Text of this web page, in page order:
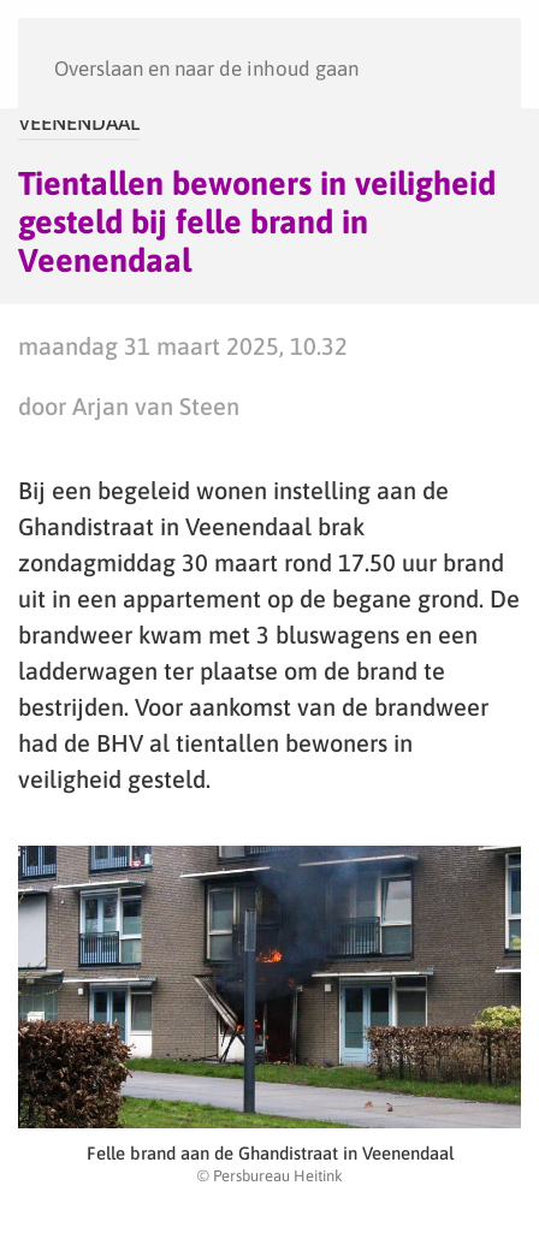
Overslaan en naar de inhoud gaan
VEENENDAAL
Tientallen bewoners in veiligheid
gesteld bij felle brand in
Veenendaal
maandag 31 maart 2025, 10.32
door Arjan van Steen
Bij een begeleid wonen instelling aan de
Ghandistraat in Veenendaal brak
zondagmiddag 30 maart rond 17.50 uur brand
uit in een appartement op de begane grond. De
brandweer kwam met 3 bluswagens en een
ladderwagen ter plaatse om de brand te
bestrijden. Voor aankomst van de brandweer
had de BHV al tientallen bewoners in
veiligheid gesteld.
Felle brand aan de Ghandistraat in Veenendaal
© Persbureau Heitink